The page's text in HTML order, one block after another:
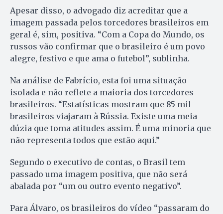
Apesar disso, o advogado diz acreditar que a
imagem passada pelos torcedores brasileiros em
geral é, sim, positiva. “Com a Copa do Mundo, os
russos vão confirmar que o brasileiro é um povo
alegre, festivo e que ama o futebol”, sublinha.
Na análise de Fabrício, esta foi uma situação
isolada e não reflete a maioria dos torcedores
brasileiros. “Estatísticas mostram que 85 mil
brasileiros viajaram à Rússia. Existe uma meia
dúzia que toma atitudes assim. É uma minoria que
não representa todos que estão aqui.”
Segundo o executivo de contas, o Brasil tem
passado uma imagem positiva, que não será
abalada por “um ou outro evento negativo”.
Para Álvaro, os brasileiros do vídeo “passaram do